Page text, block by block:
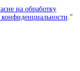
на обработку
."